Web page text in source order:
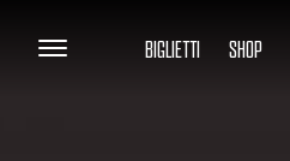
BIGLIETTI SHOP